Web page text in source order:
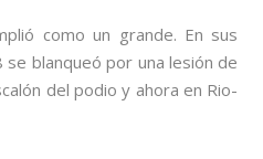
como un grande. En sus
blanqueó por una lesión de
del podio y ahora en Rio-